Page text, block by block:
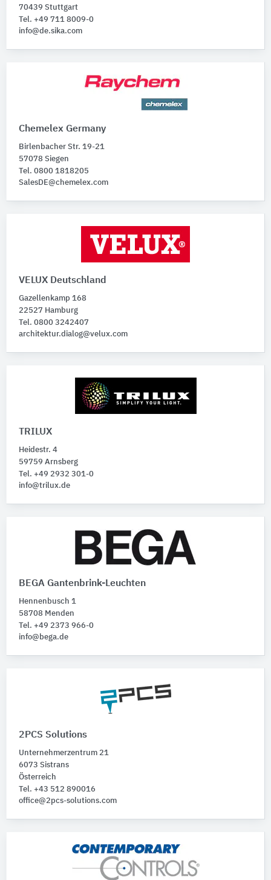
70439 Stuttgart
Tel. +49 711 8009-0
info@de.sika.com
Chemelex Germany
Birlenbacher Str. 19-21
57078 Siegen
Tel. 0800 1818205
SalesDE@chemelex.com
VELUX Deutschland
Gazellenkamp 168
22527 Hamburg
Tel. 0800 3242407
architektur.dialog@velux.com
TRILUX
Heidestr. 4
59759 Arnsberg
Tel. +49 2932 301-0
info@trilux.de
BEGA Gantenbrink-Leuchten
Hennenbusch 1
58708 Menden
Tel. +49 2373 966-0
info@bega.de
2PCS Solutions
Unternehmerzentrum 21
6073 Sistrans
Österreich
Tel. +43 512 890016
office@2pcs-solutions.com